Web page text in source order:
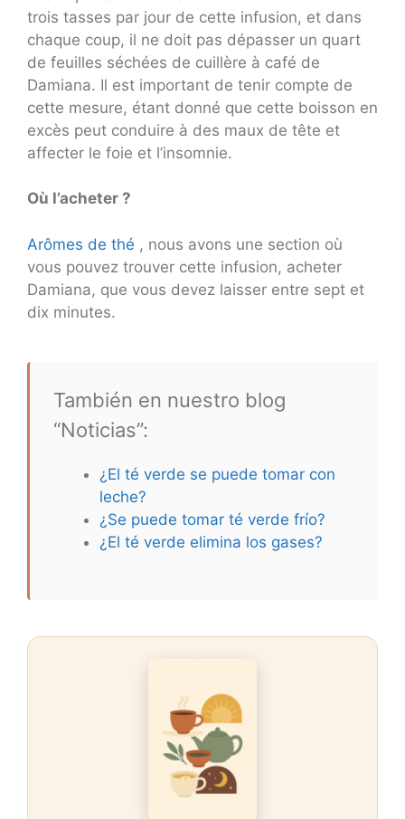
trois tasses par jour de cette infusion, et dans
chaque coup, il ne doit pas dépasser un quart
de feuilles séchées de cuillère à café de
Damiana. Il est important de tenir compte de
cette mesure, étant donné que cette boisson en
excès peut conduire à des maux de tête et
affecter le foie et l’insomnie.
Où l’acheter ?
Arômes de thé , nous avons une section où
vous pouvez trouver cette infusion, acheter
Damiana, que vous devez laisser entre sept et
dix minutes.
También en nuestro blog
“Noticias”:
¿El té verde se puede tomar con
leche?
¿Se puede tomar té verde frío?
¿El té verde elimina los gases?